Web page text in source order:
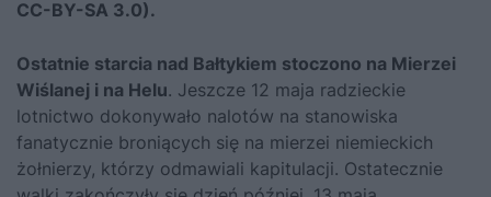
CC-BY-SA 3.0).
Ostatnie starcia nad Bałtykiem stoczono na Mierzei
Wiślanej i na Helu. Jeszcze 12 maja radzieckie
lotnictwo dokonywało nalotów na stanowiska
fanatycznie broniących się na mierzei niemieckich
żołnierzy, którzy odmawiali kapitulacji. Ostatecznie